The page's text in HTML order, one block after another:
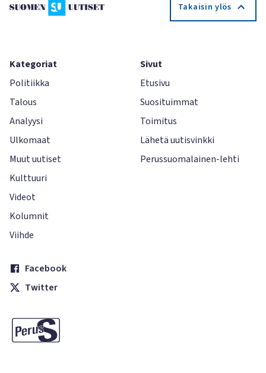
Takaisin ylös
Kategoriat
Politiikka
Talous
Analyysi
Ulkomaat
Muut uutiset
Kulttuuri
Videot
Kolumnit
Viihde
Sivut
Etusivu
Suosituimmat
Toimitus
Lähetä uutisvinkki
Perussuomalainen-lehti
Facebook
Twitter